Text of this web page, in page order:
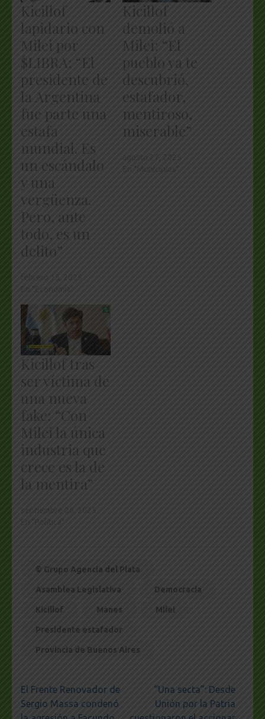
Kicillof
lapidario con
Milei por
$LIBRA: “El
presidente de
la Argentina
fue parte una
estafa
mundial. Es
un escándalo
y una
vergüenza.
Pero, ante
todo, es un
delito”
Kicillof
demolió a
Milei: “El
pueblo ya te
descubrió,
estafador,
mentiroso,
miserable”
Kicillof tras
ser víctima de
una nueva
fake: “Con
Milei la única
industria que
crece es la de
la mentira”
© Grupo Agencia del Plata
Asamblea Legislativa Democracia
Kicillof Manes Milei
Presidente estafador
Provincia de Buenos Aires
Navegación
de
El Frente Renovador de
Sergio Massa condenó
“Una secta”: Desde
Unión por la Patria